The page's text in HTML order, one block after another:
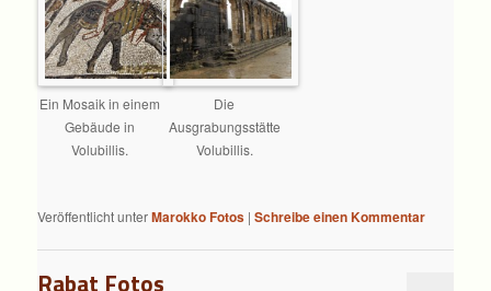
Ein Mosaik in einem
Gebäude in
Volubillis.
Die
Ausgrabungsstätte
Volubillis.
Veröffentlicht unterMarokko Fotos |Schreibe einen Kommentar
Rabat Fotos